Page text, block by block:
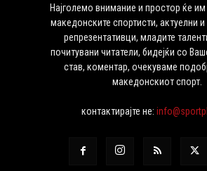
Најголемо внимание и простор ќе
македонските спортисти, актуелни и
репрезентативци, младите
почитувани читатели, бидејќи со
став, коментар, очекуваме
македонскиот спорт.
контактирајте не: